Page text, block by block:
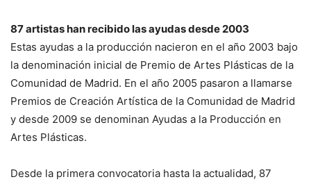
87 artistas han recibido las ayudas desde 2003
Estas ayudas a la producción nacieron en el año 2003 bajo
la denominación inicial de Premio de Artes Plásticas de la
Comunidad de Madrid. En el año 2005 pasaron a llamarse
Premios de Creación Artística de la Comunidad de Madrid
y desde 2009 se denominan Ayudas a la Producción en
Artes Plásticas.
Desde la primera convocatoria hasta la actualidad, 87